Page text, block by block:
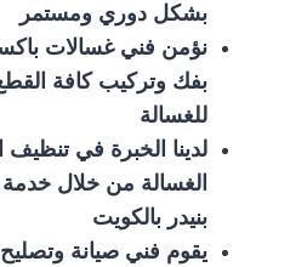
بشكل دوري ومستمر
نؤمن فني غسالات
بفك وتركيب كافة القطع
للغسالة
لدينا الخبرة في تنظيف
الغسالة من خلال
بنيدر بالكويت
يقوم فني صيانة وتصليح